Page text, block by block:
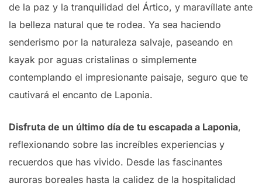
de la paz y la tranquilidad del Ártico, y maravíllate ante
la belleza natural que te rodea. Ya sea haciendo
senderismo por la naturaleza salvaje, paseando en
kayak por aguas cristalinas o simplemente
contemplando el impresionante paisaje, seguro que te
cautivará el encanto de Laponia.
Disfruta de un último día de tu escapada a Laponia,
reflexionando sobre las increíbles experiencias y
recuerdos que has vivido. Desde las fascinantes
auroras boreales hasta la calidez de la hospitalidad